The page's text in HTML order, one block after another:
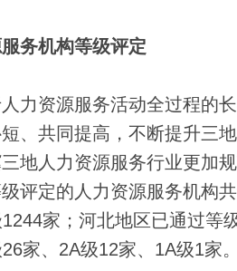
务机构等级评定
资源服务活动全过程的长
、共同提高，不断提升三
地人力资源服务行业更加
评定的人力资源服务机构
家；河北地区已通过等
家、2A级12家、1A级1家。